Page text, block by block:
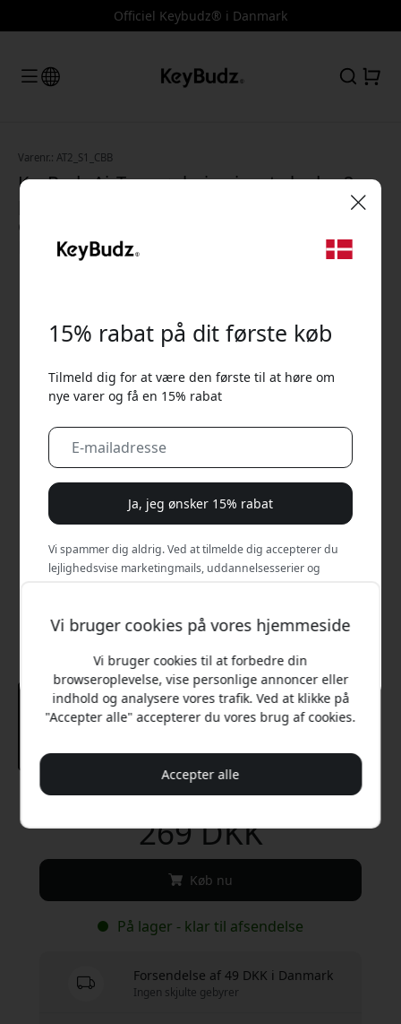
Officiel Keybudz® i Danmark
Varenr.: AT2_S1_CBB
KeyBudz AirTag-nøglering i ægte læder, 2-
opbevaringspose til Apple AirTag - Koboltblå
Koboltblå
269 DKK
Køb nu
På lager - klar til afsendelse
Forsendelse af 49 DKK i Danmark
Ingen skjulte gebyrer
Vi bruger cookies på vores hjemmeside
Vi bruger cookies til at forbedre din
browseroplevelse, vise personlige annoncer eller
indhold og analysere vores trafik. Ved at klikke på
"Accepter alle" accepterer du vores brug af cookies.
Accepter alle
15% rabat på dit første køb
Tilmeld dig for at være den første til at høre om
nye varer og få en 15% rabat
Ja, jeg ønsker 15% rabat
Vi spammer dig aldrig. Ved at tilmelde dig accepterer du
lejlighedsvise marketingmails, uddannelsesserier og
Nej, jeg vil hellere betale fuld pris.
Brug denne kode ved kassen for at få 15% rabat.